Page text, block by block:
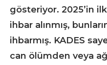
gösteriyor. 2025’in
ihbar alınmış,
ihbarmış. KADES
can ölümden veya